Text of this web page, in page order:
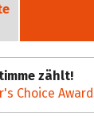
zählt!
Choice